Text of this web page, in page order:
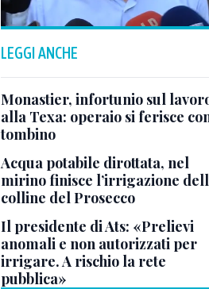
LEGGI ANCHE
Monastier, infortunio sul
alla Texa: operaio si ferisce
tombino
Acqua potabile dirottata, nel
mirino finisce l’irrigazione
colline del Prosecco
Il presidente di Ats: «Prelievi
anomali e non autorizzati per
irrigare. A rischio la rete
pubblica»